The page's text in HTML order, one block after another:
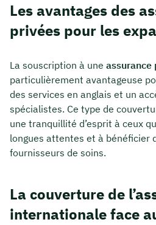
Les avantages des
privées pour les
La souscription à une assurance
particulièrement avantageuse
des services en anglais et un
spécialistes. Ce type de
une tranquillité d’esprit à ceux
longues attentes et à bénéficier
fournisseurs de soins.
La couverture de
internationale face